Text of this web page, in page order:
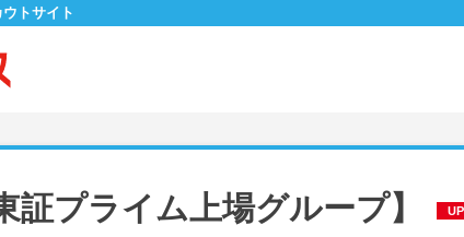
トサイト
プライム上場グループ】